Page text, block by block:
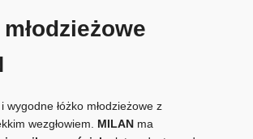
wygodne łóżko młodzieżowe z
wezgłowiem. MILANma